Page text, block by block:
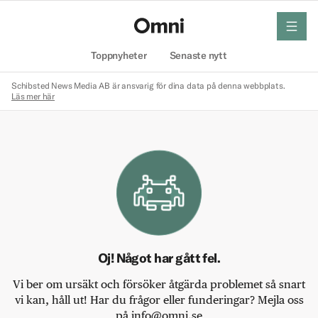
Toppnyheter Senaste nytt
meny
Schibsted News Media AB är ansvarig för dina data på denna webbplats.
Läs mer här
Oj! Något har gått fel.
Vi ber om ursäkt och försöker åtgärda problemet så snart
vi kan, håll ut! Har du frågor eller funderingar? Mejla oss